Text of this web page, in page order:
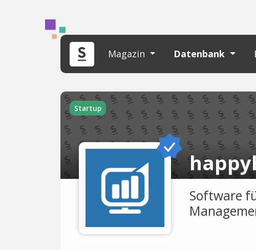
Magazin Datenbank
Startup
Software